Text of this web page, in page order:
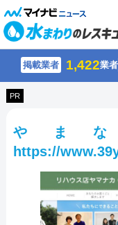
掲載業者 1,422業者
PR
やま
https://